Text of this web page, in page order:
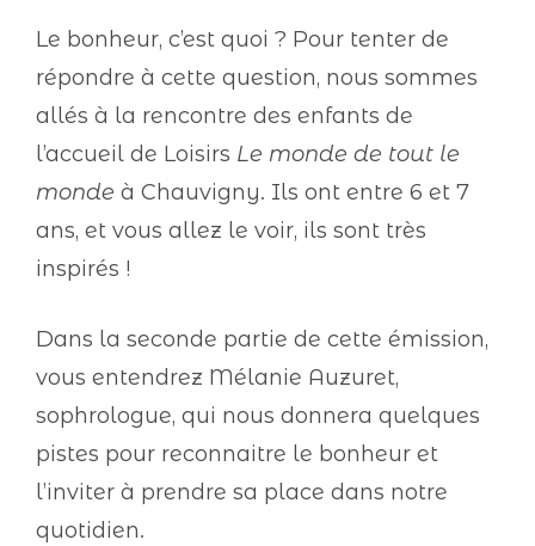
Le bonheur, c’est quoi ? Pour tenter de
répondre à cette question, nous sommes
allés à la rencontre des enfants de
l’accueil de Loisirs Le monde de tout le
monde à Chauvigny. Ils ont entre 6 et 7
ans, et vous allez le voir, ils sont très
inspirés !
Dans la seconde partie de cette émission,
vous entendrez Mélanie Auzuret,
sophrologue, qui nous donnera quelques
pistes pour reconnaitre le bonheur et
l’inviter à prendre sa place dans notre
quotidien.